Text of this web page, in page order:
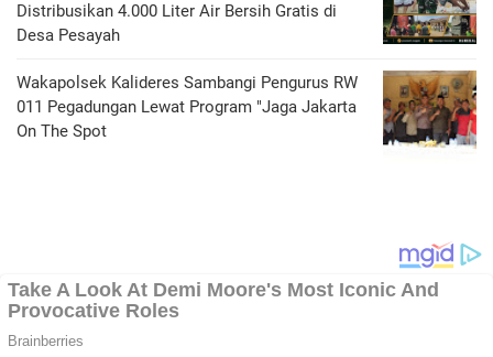
Distribusikan 4.000 Liter Air Bersih Gratis di
Desa Pesayah
Wakapolsek Kalideres Sambangi Pengurus RW
011 Pegadungan Lewat Program "Jaga Jakarta
On The Spot